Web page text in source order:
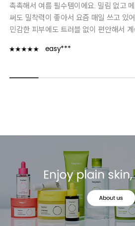
촉촉해서 여름 필수템이에요. 밀림 없고
써도 밀착력이 좋아서 요즘 매일 쓰고 있
민감한 피부에도 트러블 없이 편안해서
easy***